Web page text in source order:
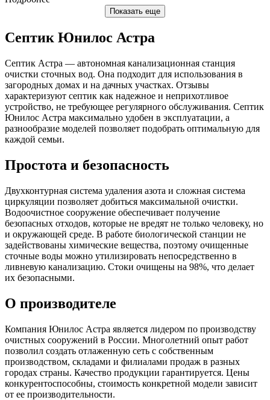
Показать еще
Септик Юнилос Астра
Септик Астра — автономная канализационная станция
очистки сточных вод. Она подходит для использования в
загородных домах и на дачных участках. Отзывы
характеризуют септик как надежное и неприхотливое
устройство, не требующее регулярного обслуживания. Септик
Юнилос Астра максимально удобен в эксплуатации, а
разнообразие моделей позволяет подобрать оптимальную для
каждой семьи.
Простота и безопасность
Двухконтурная система удаления азота и сложная система
циркуляции позволяет добиться максимальной очистки.
Водоочистное сооружение обеспечивает получение
безопасных отходов, которые не вредят не только человеку, но
и окружающей среде. В работе биологической станции не
задействованы химические вещества, поэтому очищенные
сточные воды можно утилизировать непосредственно в
ливневую канализацию. Стоки очищены на 98%, что делает
их безопасными.
О производителе
Компания Юнилос Астра является лидером по производству
очистных сооружений в России. Многолетний опыт работ
позволил создать отлаженную сеть с собственным
производством, складами и филиалами продаж в разных
городах страны. Качество продукции гарантируется. Цены
конкурентоспособны, стоимость конкретной модели зависит
от ее производительности.